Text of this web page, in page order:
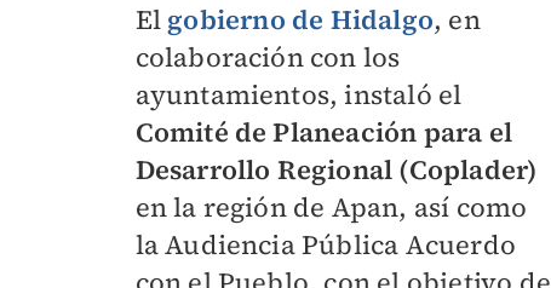
El gobierno de Hidalgo, en
colaboración con los
ayuntamientos, instaló el
Comité de Planeación para el
Desarrollo Regional (Coplader)
en la región de Apan, así como
la Audiencia Pública Acuerdo